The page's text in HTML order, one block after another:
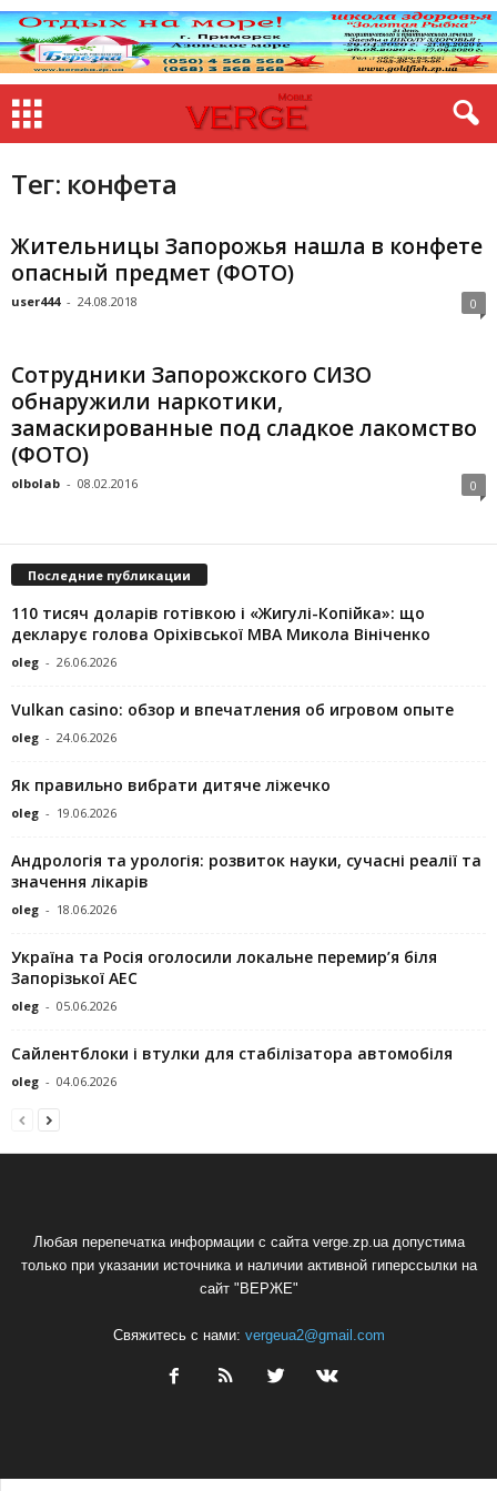
Тег: конфета
Жительницы Запорожья нашла в конфете
опасный предмет (ФОТО)
user444 - 24.08.2018 0
Сотрудники Запорожского СИЗО
обнаружили наркотики,
замаскированные под сладкое лакомство
(ФОТО)
olbolab - 08.02.2016 0
Последние публикации
110 тисяч доларів готівкою і «Жигулі-Копійка»: що
декларує голова Оріхівської МВА Микола Вініченко
oleg - 26.06.2026
Vulkan casino: обзор и впечатления об игровом опыте
oleg - 24.06.2026
Як правильно вибрати дитяче ліжечко
oleg - 19.06.2026
Андрологія та урологія: розвиток науки, сучасні реалії та
значення лікарів
oleg - 18.06.2026
Україна та Росія оголосили локальне перемир’я біля
Запорізької АЕС
oleg - 05.06.2026
Сайлентблоки і втулки для стабілізатора автомобіля
oleg - 04.06.2026
Любая перепечатка информации с сайта verge.zp.ua допустима
только при указании источника и наличии активной гиперссылки на
сайт "ВЕРЖЕ"
Свяжитесь с нами: vergeua2@gmail.com